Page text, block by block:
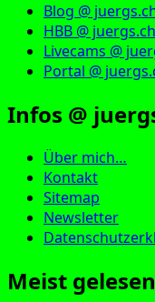
Blog @
HBB @ juergs.ch
Livecams @
Portal @
Infos @
Über mich…
Kontakt
Sitemap
Newsletter
Meist